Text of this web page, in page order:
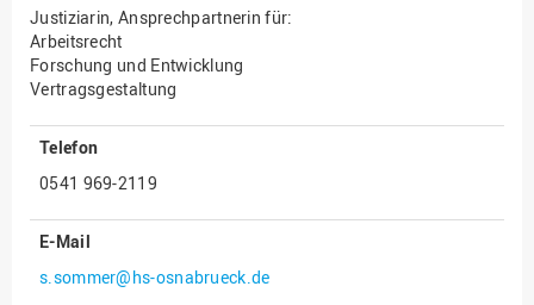
Gesellschaftliches
Engagement
Gleichstellungsbüro
Hochschulplanung/-
strategie
Innenrevision
Justiziarin, Ansprechpartnerin für:
Arbeitsrecht
Forschung und Entwicklung
Vertragsgestaltung
Telefon
0541 969-2119
E-Mail
s.sommer@hs-osnabrueck.de